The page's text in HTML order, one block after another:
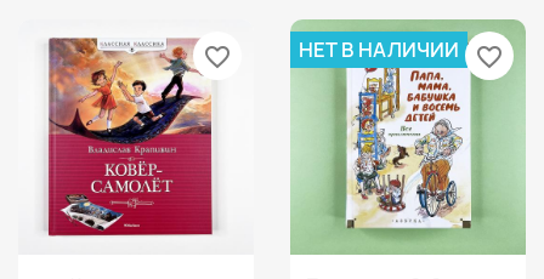
favorite_border НЕТ В НАЛИЧИИ favorite_border